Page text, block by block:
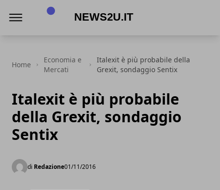
Home
Economia e
Mercati
Italexit è più probabile della
Grexit, sondaggio Sentix
Italexit è più probabile
della Grexit, sondaggio
Sentix
di Redazione01/11/2016